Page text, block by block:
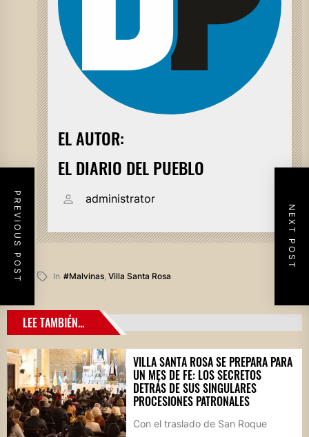
EL AUTOR:
EL DIARIO DEL PUEBLO
administrator
In #malvinas, Villa Santa Rosa
PREVIOUS POST NEXT POST
LEE TAMBIÉN...
VILLA SANTA ROSA SE PREPARA PARA
UN MES DE FE: LOS SECRETOS
DETRÁS DE SUS SINGULARES
PROCESIONES PATRONALES
Con el traslado de San Roque